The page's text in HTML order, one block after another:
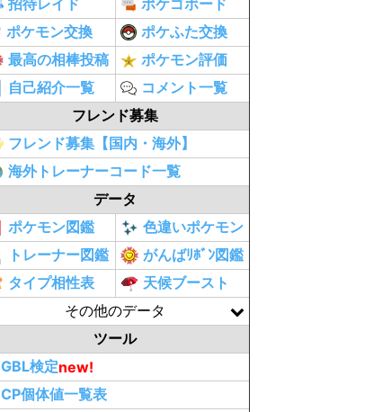
招待レイド
ポケゴボード
ポケモン交換
ポケふた交換
最高の相棒投稿
ポケモン評価
自己紹介一覧
コメント一覧
フレンド募集
フレンド募集【国内・海外】
海外トレーナーコード一覧
データ
ポケモン図鑑
色違いポケモン
トレーナー図鑑
がんばﾘﾎﾞﾝ図鑑
タイプ相性表
天候ブースト
その他のデータ
ツール
GBL検定new!
CP個体値一覧表